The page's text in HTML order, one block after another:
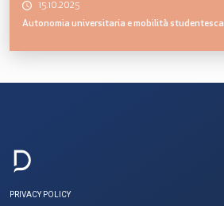
15.10.2025
Autonomia universitaria e mobilità studentesca
PRIVACY POLICY